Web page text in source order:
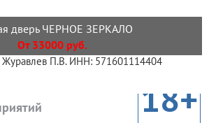
дверь ЧЕРНОЕ ЗЕРКАЛО
От 33000 руб.
П.В. ИНН: 571601114404
18+